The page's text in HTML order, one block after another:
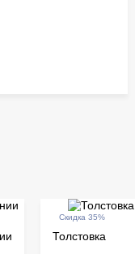
Скидка 35%
Толстовка